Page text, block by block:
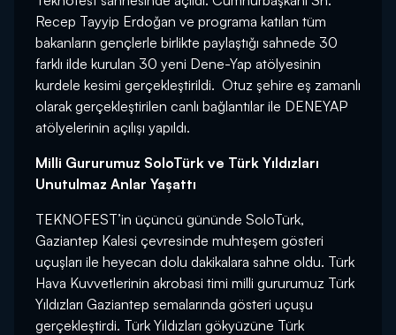
Recep Tayyip Erdoğan ve programa katılan tüm
bakanların gençlerle birlikte paylaştığı sahnede 30
farklı ilde kurulan 30 yeni Dene-Yap atölyesinin
kurdele kesimi gerçekleştirildi. Otuz şehire eş zamanlı
olarak gerçekleştirilen canlı bağlantılar ile DENEYAP
atölyelerinin açılışı yapıldı.
Milli Gururumuz SoloTürk ve Türk Yıldızları
Unutulmaz Anlar Yaşattı
TEKNOFEST’in üçüncü gününde SoloTürk,
Gaziantep Kalesi çevresinde muhteşem gösteri
uçuşları ile heyecan dolu dakikalara sahne oldu. Türk
Hava Kuvvetlerinin akrobasi timi milli gururumuz Türk
Yıldızları Gaziantep semalarında gösteri uçuşu
gerçekleştirdi. Türk Yıldızları gökyüzüne Türk